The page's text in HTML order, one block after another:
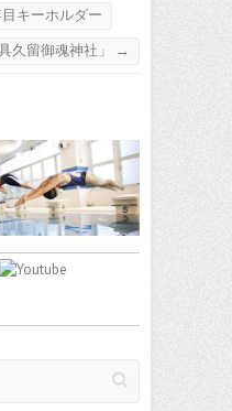
キーホルダー
久留御魂神社」
→